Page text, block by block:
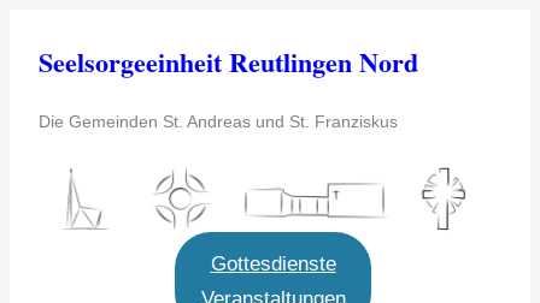
InhaltSeelsorgeeinheit Reutlingen Nord
Die Gemeinden St. Andreas und St. Franziskus
Gottesdienste
Veranstaltungen